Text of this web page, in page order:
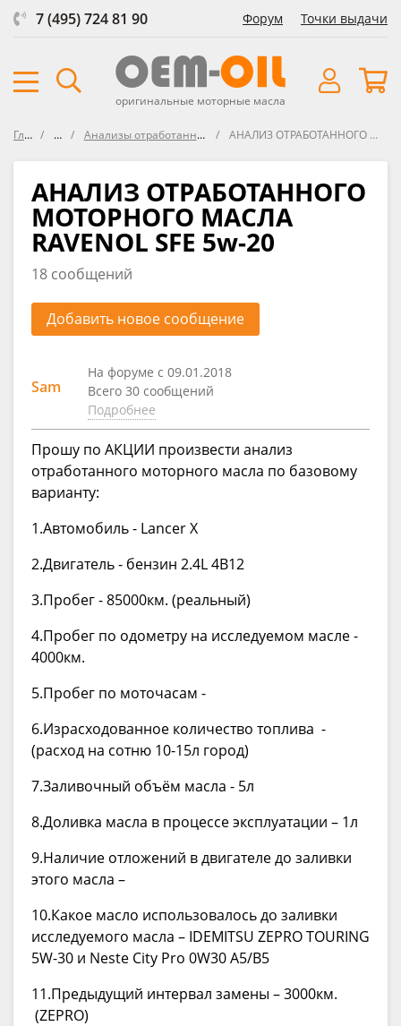
7 (495) 724 81 90 Форум Точки выдачи
оригинальные моторные масла
Главная ФорумАнализы отработанных масел UOA (Used Oil Analysis) АНАЛИЗ ОТРАБОТАННОГО МОТОРНОГО МАСЛА RAVENOL SFE 5w-20
АНАЛИЗ ОТРАБОТАННОГО
МОТОРНОГО МАСЛА
RAVENOL SFE 5w-20
18 сообщений
Добавить новое сообщение
Sam
На форуме с 09.01.2018
Всего 30 сообщений
Подробнее
Прошу по АКЦИИ произвести анализ
отработанного моторного масла по базовому
варианту:
1.Автомобиль - Lancer X
2.Двигатель - бензин 2.4L 4B12
3.Пробег - 85000км. (реальный)
4.Пробег по одометру на исследуемом масле -
4000км.
5.Пробег по моточасам -
6.Израсходованное количество топлива -
(расход на сотню 10-15л город)
7.Заливочный объём масла - 5л
8.Доливка масла в процессе эксплуатации – 1л
9.Наличие отложений в двигателе до заливки
этого масла –
10.Какое масло использовалось до заливки
исследуемого масла – IDEMITSU ZEPRO TOURING
5W-30 и Neste City Pro 0W30 A5/B5
11.Предыдущий интервал замены – 3000км.
(ZEPRO)